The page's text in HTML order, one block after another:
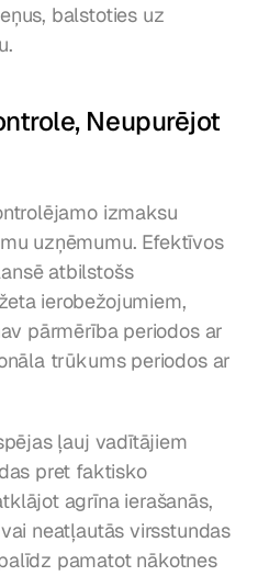
balstoties uz
Neupurējot
izmaksu
uzņēmumu. Efektīvos
atbilstošs
ierobežojumiem,
pārmērība periodos ar
trūkums periodos ar
ļauj vadītājiem
pret faktisko
agrīna ierašanās,
neatļautās virsstundas
pamatot nākotnes